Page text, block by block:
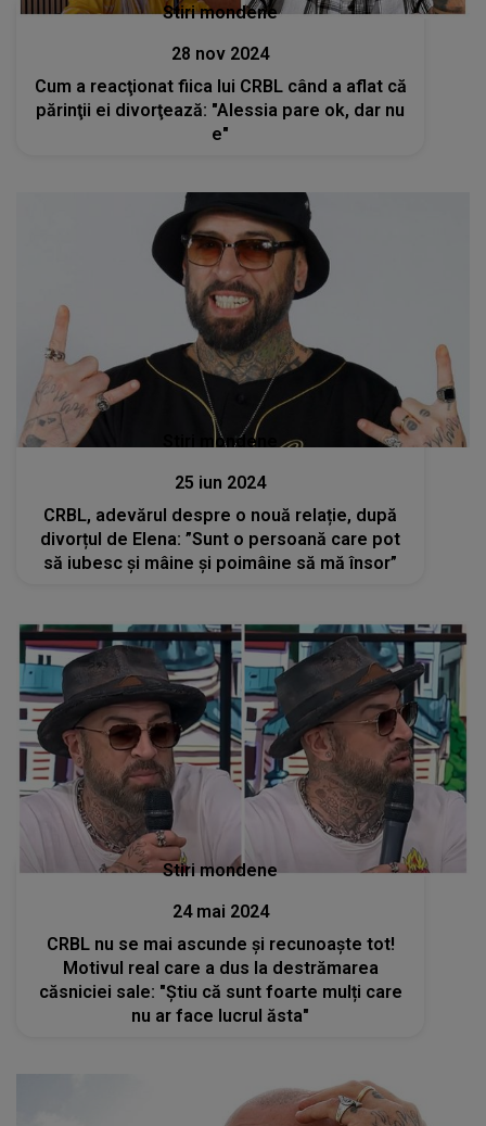
Stiri mondene
28 nov 2024
Cum a reacţionat fiica lui CRBL când a aflat că
părinţii ei divorţează: "Alessia pare ok, dar nu
e"
Stiri mondene
25 iun 2024
CRBL, adevărul despre o nouă relație, după
divorțul de Elena: ”Sunt o persoană care pot
să iubesc și mâine și poimâine să mă însor”
Stiri mondene
24 mai 2024
CRBL nu se mai ascunde și recunoaște tot!
Motivul real care a dus la destrămarea
căsniciei sale: "Știu că sunt foarte mulți care
nu ar face lucrul ăsta"